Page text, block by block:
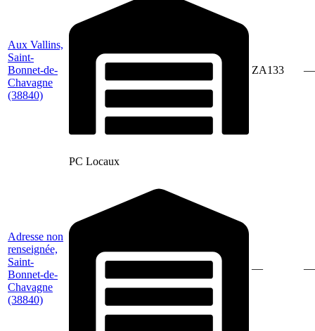
Aux Vallins,
Saint-
Bonnet-de-
Chavagne
(38840)
PC Locaux
ZA133 —
Adresse non
renseignée,
Saint-
Bonnet-de-
Chavagne
(38840)
— —